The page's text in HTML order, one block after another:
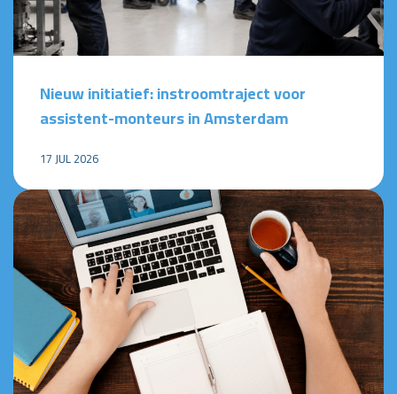
Nieuw initiatief: instroomtraject voor
assistent-monteurs in Amsterdam
17 JUL 2026